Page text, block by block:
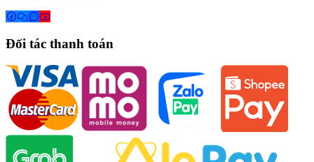
Đối tác thanh toán